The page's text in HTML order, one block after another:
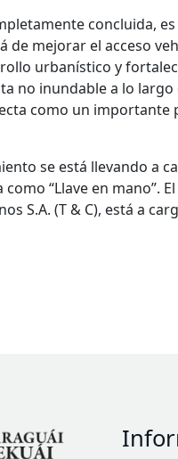
concluida,
de mejorar el acceso
urbanístico y
no inundable a lo largo
como un importante
se está llevando a
“Llave en mano”.
S.A. (T & C), está a